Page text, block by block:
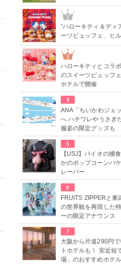
2
“ハローキティ＆ディ
ーツビュッフェ、ヒ
3
ハローキティとコラ
のスイーツビュッフ
ホテルで開催
4
ANA「ちいかわジェ
へ ハチワレやうさぎ
服姿の限定グッズも
5
【USJ】バイオの捕
かのポップコーンバ
レーバー
6
FRUITS ZIPPERと東
の世界観を再現した
ーの限定アナウンス
7
大阪から片道290円
トホテルも！ 安近短
場」のおすすめホテ